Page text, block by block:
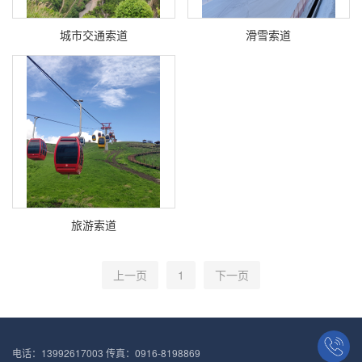
城市交通索道 滑雪索道
旅游索道
上一页 1 下一页
电话：13992617003 传真：0916-8198869